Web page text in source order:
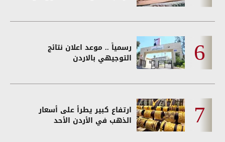
رسمياً .. موعد اعلان نتائج
التوجيهي بالاردن
ارتفاع كبير يطرأ على أسعار
الذهب في الأردن الأحد